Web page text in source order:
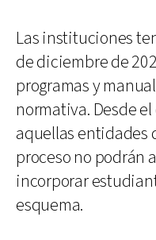
Las instituciones
de diciembre de
programas y
normativa. Desde
aquellas entidades
proceso no podrán
incorporar
esquema.